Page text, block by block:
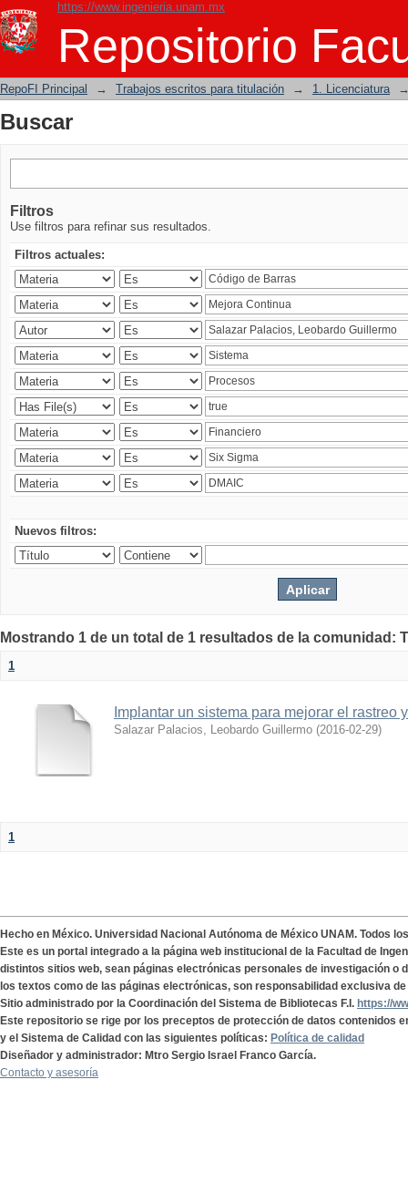
https://www.ingenieria.unam.mx
Repositorio
Buscar
RepoFI Principal → Trabajos escritos para titulación → 1. Licenciatura
Buscar
Filtros
Use filtros para refinar sus resultados.
Filtros actuales:
Nuevos filtros:
Mostrando 1 de un total de 1 resultados de la comunidad:
1
Implantar un sistema para mejorar el rastreo
Salazar Palacios, Leobardo Guillermo (2016-02-29)
1
Hecho en México. Universidad Nacional Autónoma de México UNAM. Todos
Este es un portal integrado a la página web institucional de la Facultad de
distintos sitios web, sean páginas electrónicas personales de investigación o
los textos como de las páginas electrónicas, son responsabilidad exclusiva
Sitio administrado por la Coordinación del Sistema de Bibliotecas F.I. https://
Este repositorio se rige por los preceptos de protección de datos contenidos
y el Sistema de Calidad con las siguientes políticas: Política de calidad
Diseñador y administrador: Mtro Sergio Israel Franco García.
Contacto y asesoría